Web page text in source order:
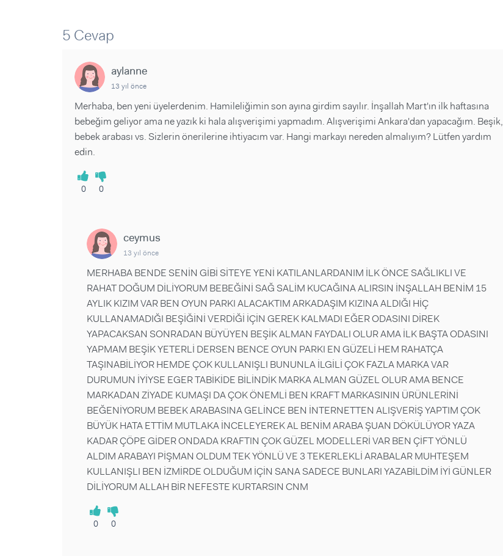
Videolar
5 Cevap
aylanne
13 yıl önce
Merhaba, ben yeni üyelerdenim. Hamileliğimin son ayına girdim sayılır. İnşallah Mart'ın ilk haftasına
bebeğim geliyor ama ne yazık ki hala alışverişimi yapmadım. Alışverişimi Ankara'dan yapacağım. Beşik,
bebek arabası vs. Sizlerin önerilerine ihtiyacım var. Hangi markayı nereden almalıyım? Lütfen yardım
edin.
0 0
ceymus
13 yıl önce
MERHABA BENDE SENİN GİBİ SİTEYE YENİ KATILANLARDANIM İLK ÖNCE SAĞLIKLI VE
RAHAT DOĞUM DİLİYORUM BEBEĞİNİ SAĞ SALİM KUCAĞINA ALIRSIN İNŞALLAH BENİM 15
AYLIK KIZIM VAR BEN OYUN PARKI ALACAKTIM ARKADAŞIM KIZINA ALDIĞI HİÇ
KULLANAMADIĞI BEŞİĞİNİ VERDİĞİ İÇİN GEREK KALMADI EĞER ODASINI DİREK
YAPACAKSAN SONRADAN BÜYÜYEN BEŞİK ALMAN FAYDALI OLUR AMA İLK BAŞTA ODASINI
YAPMAM BEŞİK YETERLİ DERSEN BENCE OYUN PARKI EN GÜZELİ HEM RAHATÇA
TAŞINABİLİYOR HEMDE ÇOK KULLANIŞLI BUNUNLA İLGİLİ ÇOK FAZLA MARKA VAR
DURUMUN İYİYSE EGER TABİKİDE BİLİNDİK MARKA ALMAN GÜZEL OLUR AMA BENCE
MARKADAN ZİYADE KUMAŞI DA ÇOK ÖNEMLİ BEN KRAFT MARKASININ ÜRÜNLERİNİ
BEĞENİYORUM BEBEK ARABASINA GELİNCE BEN İNTERNETTEN ALIŞVERİŞ YAPTIM ÇOK
BÜYÜK HATA ETTİM MUTLAKA İNCELEYEREK AL BENİM ARABA ŞUAN DÖKÜLÜYOR YAZA
KADAR ÇÖPE GİDER ONDADA KRAFTIN ÇOK GÜZEL MODELLERİ VAR BEN ÇİFT YÖNLÜ
ALDIM ARABAYI PİŞMAN OLDUM TEK YÖNLÜ VE 3 TEKERLEKLİ ARABALAR MUHTEŞEM
KULLANIŞLI BEN İZMİRDE OLDUĞUM İÇİN SANA SADECE BUNLARI YAZABİLDİM İYİ GÜNLER
DİLİYORUM ALLAH BİR NEFESTE KURTARSIN CNM
0 0